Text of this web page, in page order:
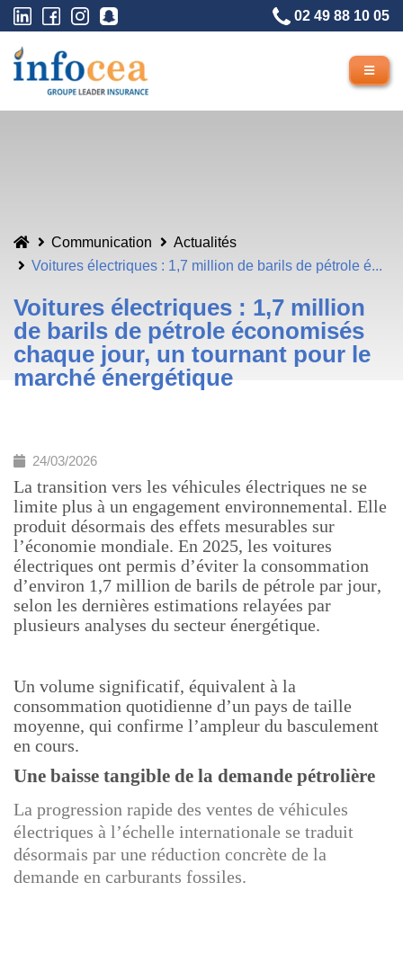
02 49 88 10 05
Communication
Actualités
Voitures électriques : 1,7 million de barils de pétrole é...
Voitures électriques : 1,7 million
de barils de pétrole économisés
chaque jour, un tournant pour le
marché énergétique
24/03/2026
La transition vers les véhicules électriques ne se
limite plus à un engagement environnemental. Elle
produit désormais des effets mesurables sur
l’économie mondiale. En 2025, les voitures
électriques ont permis d’éviter la consommation
d’environ 1,7 million de barils de pétrole par jour,
selon les dernières estimations relayées par
plusieurs analyses du secteur énergétique.
Un volume significatif, équivalent à la
consommation quotidienne d’un pays de taille
moyenne, qui confirme l’ampleur du basculement
en cours.
Une baisse tangible de la demande pétrolière
La progression rapide des ventes de véhicules
électriques à l’échelle internationale se traduit
désormais par une réduction concrète de la
demande en carburants fossiles.